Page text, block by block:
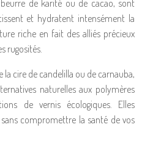
de karité ou de cacao, sont
et hydratent intensément la
riche en fait des alliés précieux
rugosités.
la cire de candelilla ou de carnauba,
naturelles aux polymères
de vernis écologiques. Elles
compromettre la santé de vos